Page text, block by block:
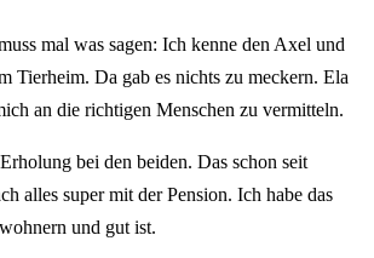
mal was sagen: Ich kenne den Axel und
Tierheim. Da gab es nichts zu meckern. Ela
an die richtigen Menschen zu vermitteln.
bei den beiden. Das schon seit
alles super mit der Pension. Ich habe das
und gut ist.